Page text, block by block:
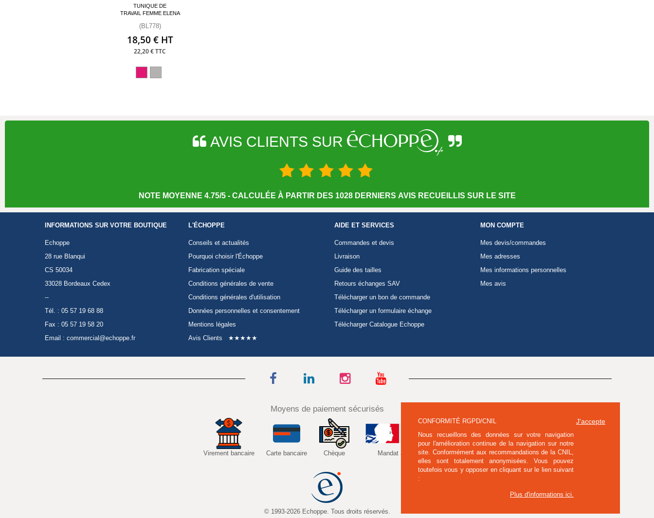
CONFORMITÉ RGPD/CNIL
Nous recueillons des données sur votre navigation
pour l'amélioration continue de la navigation sur notre
site. Conformément aux recommandations de la CNIL,
elles sont totalement anonymisées. Vous pouvez
toutefois vous y opposer en cliquant sur le lien suivant
:
Plus d'informations ici.
J'accepte
TUNIQUE DE
TRAVAIL FEMME ELENA
(BL778)
18,50 € HT
22,20 € TTC
AVIS CLIENTS SUR
NOTE MOYENNE 4.75/5 - CALCULÉE À PARTIR DES 1028 DERNIERS AVIS RECUEILLIS SUR LE SITE
INFORMATIONS SUR VOTRE BOUTIQUE
Echoppe
28 rue Blanqui
CS 50034
33028 Bordeaux Cedex
--
Tél. : 05 57 19 68 88
Fax : 05 57 19 58 20
Email : commercial@echoppe.fr
L'ÉCHOPPE
Conseils et actualités
Pourquoi choisir l'Échoppe
Fabrication spéciale
Conditions générales de vente
Conditions générales d'utilisation
Données personnelles et consentement
Mentions légales
Avis Clients
★★★★★
AIDE ET SERVICES
Commandes et devis
Livraison
Guide des tailles
Retours échanges SAV
Télécharger un bon de commande
Télécharger un formulaire échange
Télécharger Catalogue Echoppe
MON COMPTE
Mes devis/commandes
Mes adresses
Mes informations personnelles
Mes avis
Moyens de paiement sécurisés
Virement bancaire Carte bancaire Chèque Mandat administratif
© 1993-2026 Echoppe. Tous droits réservés.